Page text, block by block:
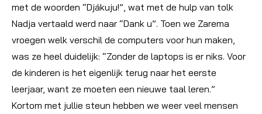
met de woorden “Djákuju!”, wat met de hulp van tolk
Nadja vertaald werd naar “Dank u”. Toen we Zarema
vroegen welk verschil de computers voor hun maken,
was ze heel duidelijk: “Zonder de laptops is er niks. Voor
de kinderen is het eigenlijk terug naar het eerste
leerjaar, want ze moeten een nieuwe taal leren.”
Kortom met jullie steun hebben we weer veel mensen